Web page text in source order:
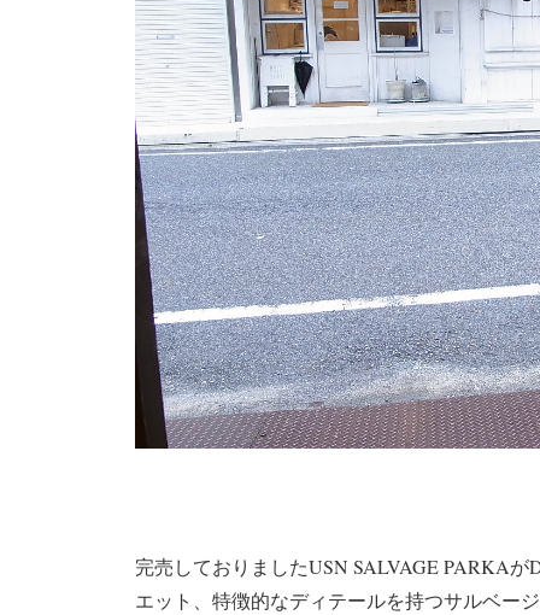
完売しておりましたUSN SALVAGE PARKA
エット、特徴的なディテールを持つサルベー